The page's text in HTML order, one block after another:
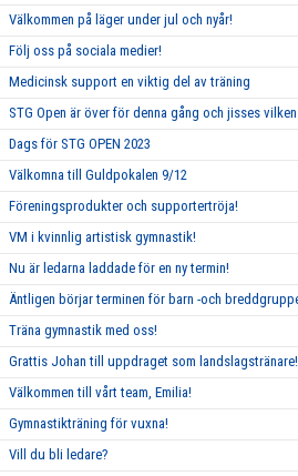
Välkommen på läger under jul och nyår!
Följ oss på sociala medier!
Medicinsk support en viktig del av träning
STG Open är över för denna gång och jisses
Dags för STG OPEN 2023
Välkomna till Guldpokalen 9/12
Föreningsprodukter och supportertröja!
VM i kvinnlig artistisk gymnastik!
Nu är ledarna laddade för en ny termin!
Äntligen börjar terminen för barn -och
Träna gymnastik med oss!
Grattis Johan till uppdraget som landslagstränare!
Välkommen till vårt team, Emilia!
Gymnastikträning för vuxna!
Vill du bli ledare?